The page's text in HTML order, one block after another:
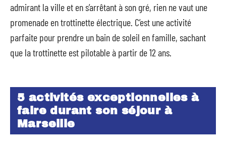
admirant la ville et en s’arrêtant à son gré, rien ne vaut une
promenade en trottinette électrique. C’est une activité
parfaite pour prendre un bain de soleil en famille, sachant
que la trottinette est pilotable à partir de 12 ans.
5 activités exceptionnelles à
faire durant son séjour à
Marseille